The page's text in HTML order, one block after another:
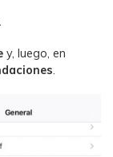
y, luego, en
.